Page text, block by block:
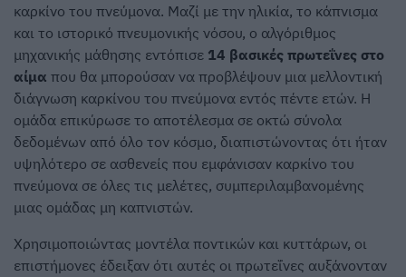
καρκίνο του πνεύμονα. Μαζί με την ηλικία, το κάπνισμα
και το ιστορικό πνευμονικής νόσου, ο αλγόριθμος
μηχανικής μάθησης εντόπισε 14 βασικές πρωτεΐνες στο
αίμα που θα μπορούσαν να προβλέψουν μια μελλοντική
διάγνωση καρκίνου του πνεύμονα εντός πέντε ετών. Η
ομάδα επικύρωσε το αποτέλεσμα σε οκτώ σύνολα
δεδομένων από όλο τον κόσμο, διαπιστώνοντας ότι ήταν
υψηλότερο σε ασθενείς που εμφάνισαν καρκίνο του
πνεύμονα σε όλες τις μελέτες, συμπεριλαμβανομένης
μιας ομάδας μη καπνιστών.
Χρησιμοποιώντας μοντέλα ποντικών και κυττάρων, οι
επιστήμονες έδειξαν ότι αυτές οι πρωτεΐνες αυξάνονταν